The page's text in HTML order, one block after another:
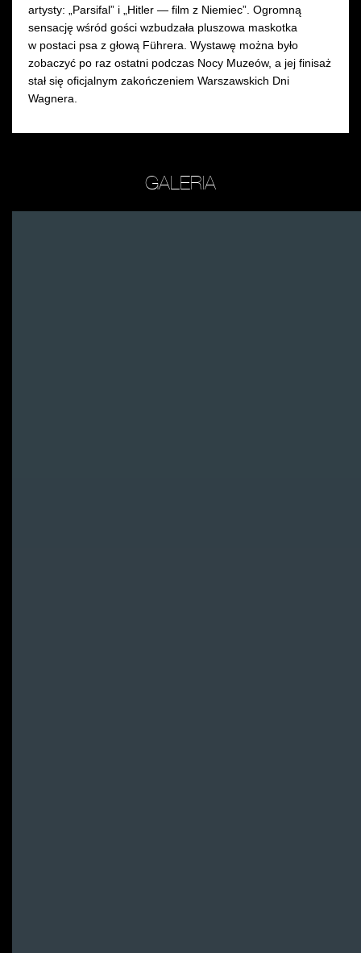
artysty: „Parsifal” i „Hitler — film z Niemiec”. Ogromną
sensację wśród gości wzbudzała pluszowa maskotka
w postaci psa z głową Führera. Wystawę można było
zobaczyć po raz ostatni podczas Nocy Muzeów, a jej finisaż
stał się oficjalnym zakończeniem Warszawskich Dni
Wagnera.
GALERIA